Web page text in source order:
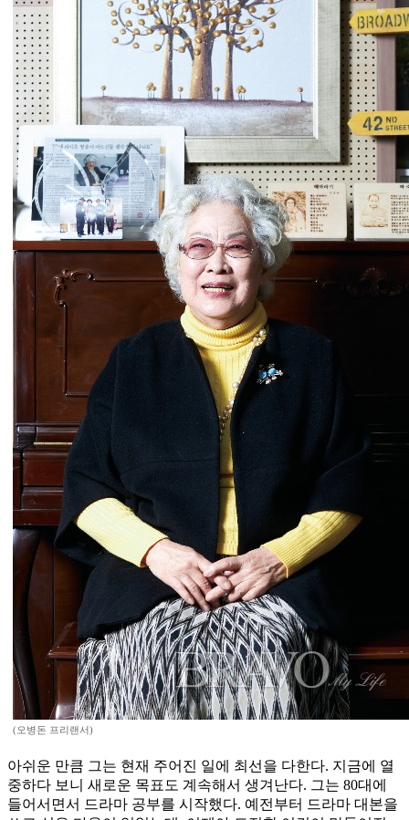
(오병돈 프리랜서)
아쉬운 만큼 그는 현재 주어진 일에 최선을 다한다. 지금에 열
중하다 보니 새로운 목표도 계속해서 생겨난다. 그는 80대에
들어서면서 드라마 공부를 시작했다. 예전부터 드라마 대본을